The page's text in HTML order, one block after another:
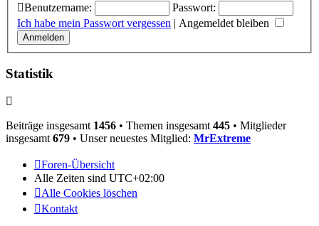
Benutzername:
Passwort:
Ich habe mein Passwort vergessen | Angemeldet bleiben
Statistik
Beiträge insgesamt 1456 • Themen insgesamt 445 • Mitglieder
insgesamt 679 • Unser neuestes Mitglied: MrExtreme
Foren-Übersicht
Alle Zeiten sind UTC+02:00
Alle Cookies löschen
Kontakt